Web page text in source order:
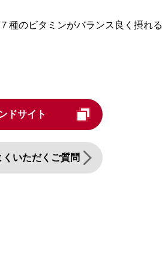
種のビタミンがバランス良く摂れ
ドサイト
くいただくご質問